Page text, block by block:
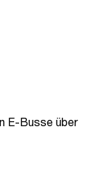
E-Busse über